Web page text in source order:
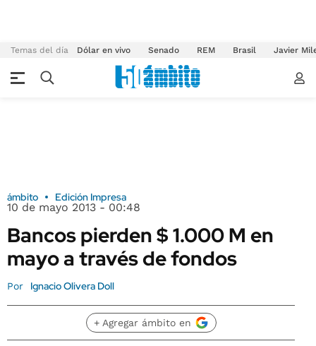
Temas del día Dólar en vivo Senado REM Brasil Javier
ámbito Edición Impresa
10 de mayo 2013 - 00:48
Bancos pierden $ 1.000 M en
mayo a través de fondos
Por Ignacio Olivera Doll
+ Agregar ámbito en